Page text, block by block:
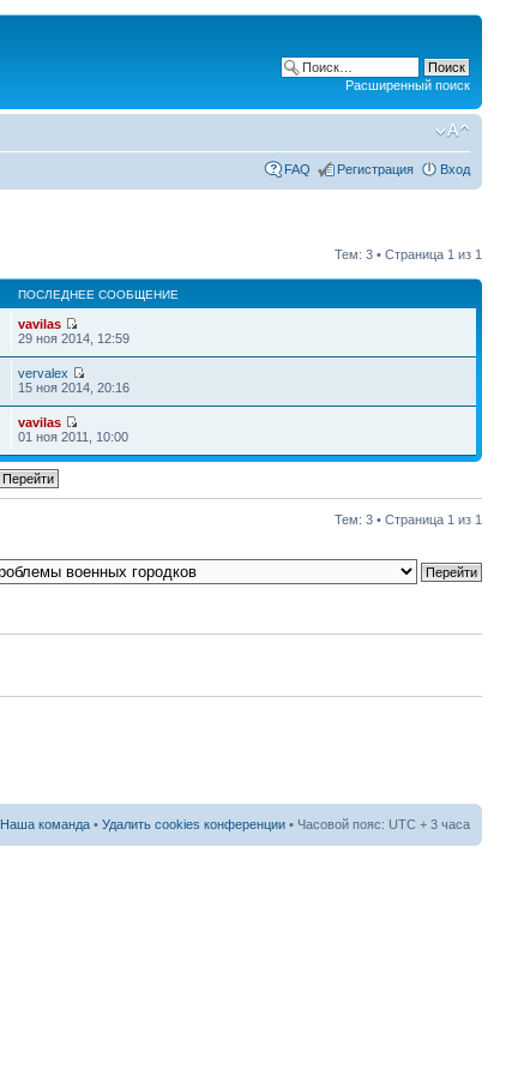
Расширенный поиск
FAQ Регистрация Вход
Тем: 3 • Страница 1 из 1
ПОСЛЕДНЕЕ СООБЩЕНИЕ
vavilas
29 ноя 2014, 12:59
vervalex
15 ноя 2014, 20:16
vavilas
01 ноя 2011, 10:00
Тем: 3 • Страница 1 из 1
Наша команда • Удалить cookies конференции • Часовой пояс: UTC + 3 часа